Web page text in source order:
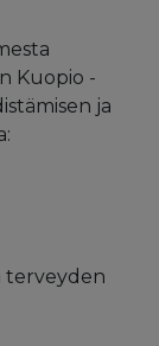
Kuopio -
ja
terveyden